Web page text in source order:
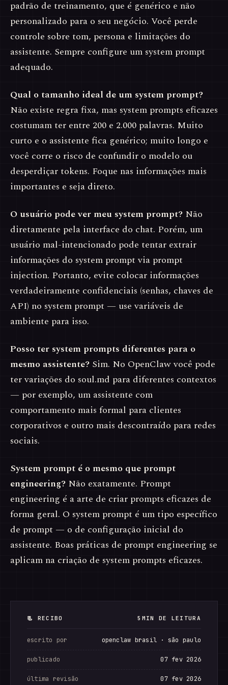
padrão de treinamento, que é genérico e não
personalizado para o seu negócio. Você perde
controle sobre tom, persona e limitações do
assistente. Sempre configure um system prompt
adequado.
Qual o tamanho ideal de um system prompt?
Não existe regra fixa, mas system prompts eficazes
costumam ter entre 200 e 2.000 palavras. Muito
curto e o assistente fica genérico; muito longo e
você corre o risco de confundir o modelo ou
desperdiçar tokens. Foque nas informações mais
importantes e seja direto.
O usuário pode ver meu system prompt? Não
diretamente pela interface do chat. Porém, um
usuário mal-intencionado pode tentar extrair
informações do system prompt via prompt
injection. Portanto, evite colocar informações
verdadeiramente confidenciais (senhas, chaves de
API) no system prompt — use variáveis de
ambiente para isso.
Posso ter system prompts diferentes para o
mesmo assistente? Sim. No OpenClaw você pode
ter variações do soul.md para diferentes contextos
— por exemplo, um assistente com
comportamento mais formal para clientes
corporativos e outro mais descontraído para redes
sociais.
System prompt é o mesmo que prompt
engineering? Não exatamente. Prompt
engineering é a arte de criar prompts eficazes de
forma geral. O system prompt é um tipo específico
de prompt — o de configuração inicial do
assistente. Boas práticas de prompt engineering se
aplicam na criação de system prompts eficazes.
📃 RECIBO 5MIN DE LEITURA
escrito por openclaw brasil · são paulo
publicado 07 fev 2026
última revisão 07 fev 2026